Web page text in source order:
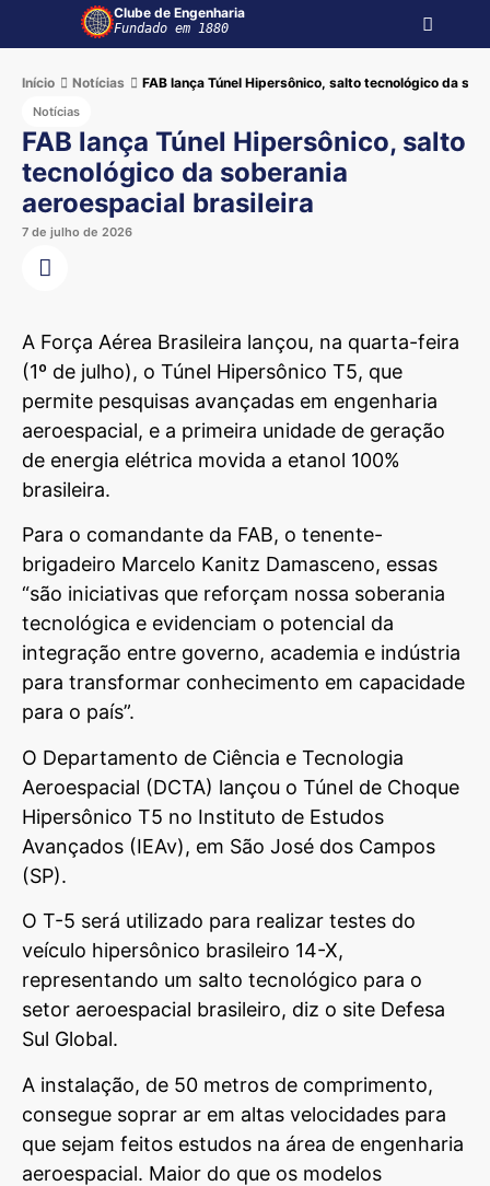
Clube de Engenharia
Fundado em 1880
Início Notícias FAB lança Túnel Hipersônico, salto tecnológico da
Notícias
FAB lança Túnel Hipersônico, salto
tecnológico da soberania
aeroespacial brasileira
7 de julho de 2026
A Força Aérea Brasileira lançou, na quarta-feira
(1º de julho), o Túnel Hipersônico T5, que
permite pesquisas avançadas em engenharia
aeroespacial, e a primeira unidade de geração
de energia elétrica movida a etanol 100%
brasileira.
Para o comandante da FAB, o tenente-
brigadeiro Marcelo Kanitz Damasceno, essas
“são iniciativas que reforçam nossa soberania
tecnológica e evidenciam o potencial da
integração entre governo, academia e indústria
para transformar conhecimento em capacidade
para o país”.
O Departamento de Ciência e Tecnologia
Aeroespacial (DCTA) lançou o Túnel de Choque
Hipersônico T5 no Instituto de Estudos
Avançados (IEAv), em São José dos Campos
(SP).
O T-5 será utilizado para realizar testes do
veículo hipersônico brasileiro 14-X,
representando um salto tecnológico para o
setor aeroespacial brasileiro, diz o site Defesa
Sul Global.
A instalação, de 50 metros de comprimento,
consegue soprar ar em altas velocidades para
que sejam feitos estudos na área de engenharia
aeroespacial. Maior do que os modelos